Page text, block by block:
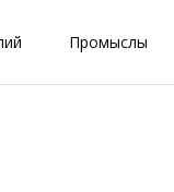
Промыслы